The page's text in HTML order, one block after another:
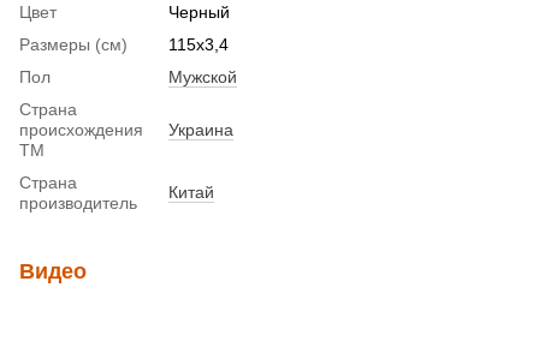
Цвет
Черный
Размеры (см)
115х3,4
Пол
Мужской
Страна
происхождения
ТМ
Украина
Страна
производитель
Китай
Видео